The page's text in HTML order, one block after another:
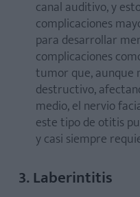
canal auditivo, y
complicaciones
para desarrollar
complicaciones
tumor que, aunque
destructivo,
medio, el nervio
este tipo de otitis
y casi siempre
3. Laberintitis